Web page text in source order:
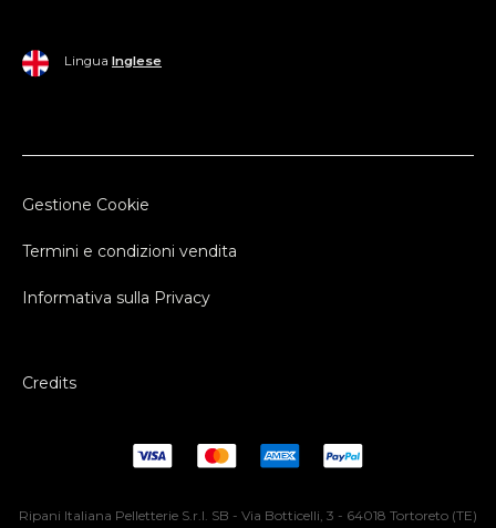
Lingua Inglese
Gestione Cookie
Termini e condizioni vendita
Informativa sulla Privacy
Credits
Ripani Italiana Pelletterie S.r.l. SB - Via Botticelli, 3 - 64018 Tortoreto (TE)